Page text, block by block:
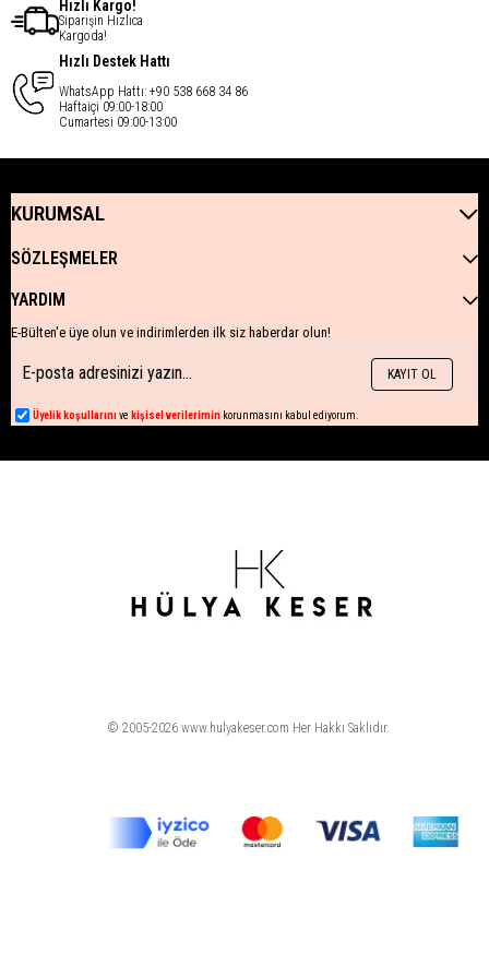
Hızlı Kargo!
Siparişin Hızlıca
Kargoda!
Hızlı Destek Hattı
WhatsApp Hattı: +90 538 668 34 86
Haftaiçi 09:00-18:00
Cumartesi 09:00-13:00
KURUMSAL
SÖZLEŞMELER
YARDIM
E-Bülten'e üye olun ve indirimlerden ilk siz haberdar olun!
KAYIT OL
Üyelik koşullarını ve kişisel verilerimin korunmasını kabul ediyorum.
© 2005-2026 www.hulyakeser.com Her Hakkı Saklıdır.